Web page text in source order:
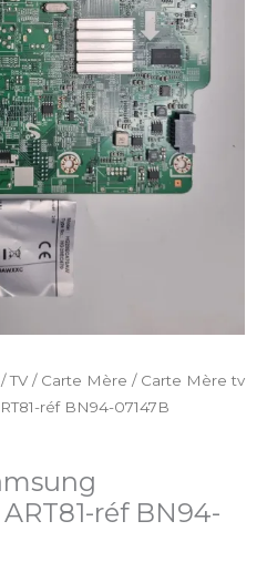
/TV / Carte Mère / Carte Mère tv
réf BN94-07147B
réf BN94-